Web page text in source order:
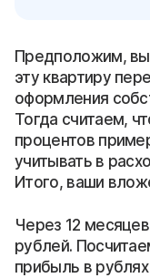
Предположим, вы
эту квартиру
оформления
Тогда считаем,
процентов
учитывать в
Итого, ваши
Через 12
рублей.
прибыль в